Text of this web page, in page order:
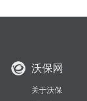
沃保网
关于沃保